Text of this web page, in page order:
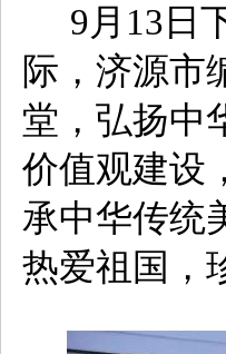
9月 13 日
际，济源市
堂，弘扬中
价值观建设
承中华传统
热爱祖国，